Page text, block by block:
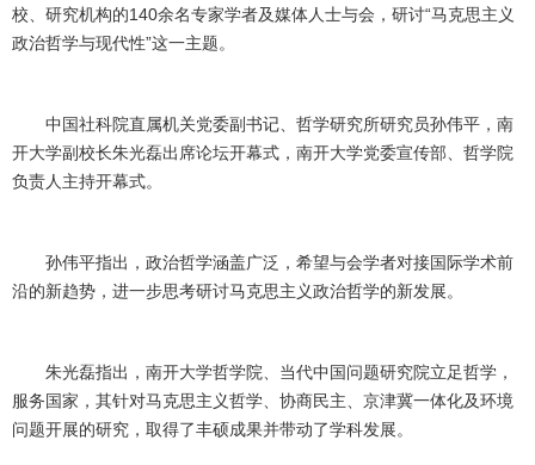
校、研究机构的140余名专家学者及媒体人士与会，研讨“马克思主义
政治哲学与现代性”这一主题。
中国社科院直属机关党委副书记、哲学研究所研究员孙伟平，南
开大学副校长朱光磊出席论坛开幕式，南开大学党委宣传部、哲学院
负责人主持开幕式。
孙伟平指出，政治哲学涵盖广泛，希望与会学者对接国际学术前
沿的新趋势，进一步思考研讨马克思主义政治哲学的新发展。
朱光磊指出，南开大学哲学院、当代中国问题研究院立足哲学，
服务国家，其针对马克思主义哲学、协商民主、京津冀一体化及环境
问题开展的研究，取得了丰硕成果并带动了学科发展。